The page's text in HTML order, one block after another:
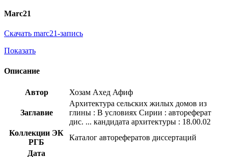
Marc21
Скачать marc21-запись
Показать
Описание
Автор Хозам Ахед Афиф
Заглавие
Архитектура сельских жилых домов из
глины : В условиях Сирии : автореферат
дис. ... кандидата архитектуры : 18.00.02
Коллекции ЭК
РГБ
Каталог авторефератов диссертаций
Дата